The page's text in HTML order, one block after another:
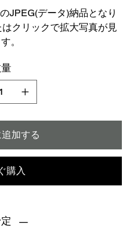
JPEG(データ)納品となり
クリックで拡大写真が見
。
加する
購入